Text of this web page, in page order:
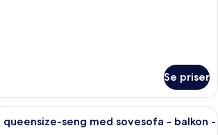
Se priser
Et moderne hotelværelse med seng,
seng med sovesofa - balkon -